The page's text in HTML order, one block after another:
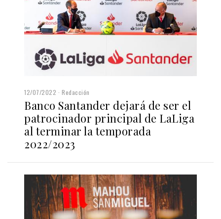
12/07/2022 Redacción
Banco Santander dejará de ser el
patrocinador principal de LaLiga
al terminar la temporada
2022/2023